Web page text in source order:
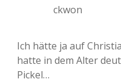
ckwon
Ich hätte ja auf
hatte in dem Alter
Pickel…